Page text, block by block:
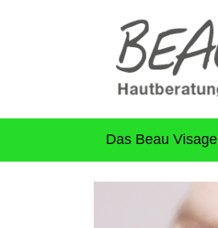
Das Beau Visage